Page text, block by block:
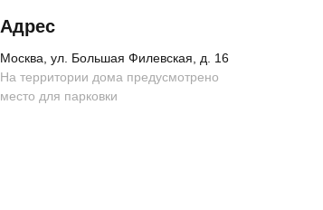
Москва, ул. Большая Филевская, д. 16
Адрес
На территории дома предусмотрено
место для парковки